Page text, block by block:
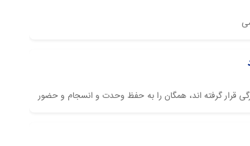
قرار گرفته اند، همگان را به حفظ وحدت و انسجام و حضور